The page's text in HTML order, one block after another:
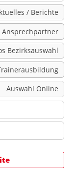
/ Berichte
Ansprechpartner
Bezirksauswahl
Auswahl Online